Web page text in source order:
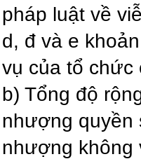
pháp luật về
d, đ và e
vụ của tổ
b) Tổng độ
nhượng quyền
nhượng không